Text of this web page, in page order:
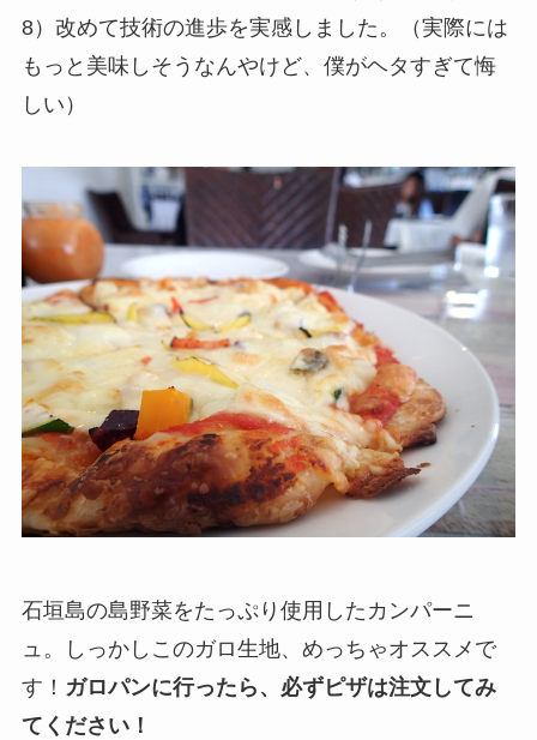
8）改めて技術の進歩を実感しました。（実際には
もっと美味しそうなんやけど、僕がヘタすぎて悔
しい）
石垣島の島野菜をたっぷり使用したカンパーニ
ュ。しっかしこのガロ生地、めっちゃオススメで
す！ ガロパンに行ったら、必ずピザは注文してみ
てください！